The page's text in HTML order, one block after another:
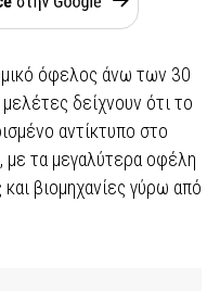
όφελος άνω των 30
δείχνουν ότι το
αντίκτυπο στο
τα μεγαλύτερα οφέλη
βιομηχανίες γύρω από